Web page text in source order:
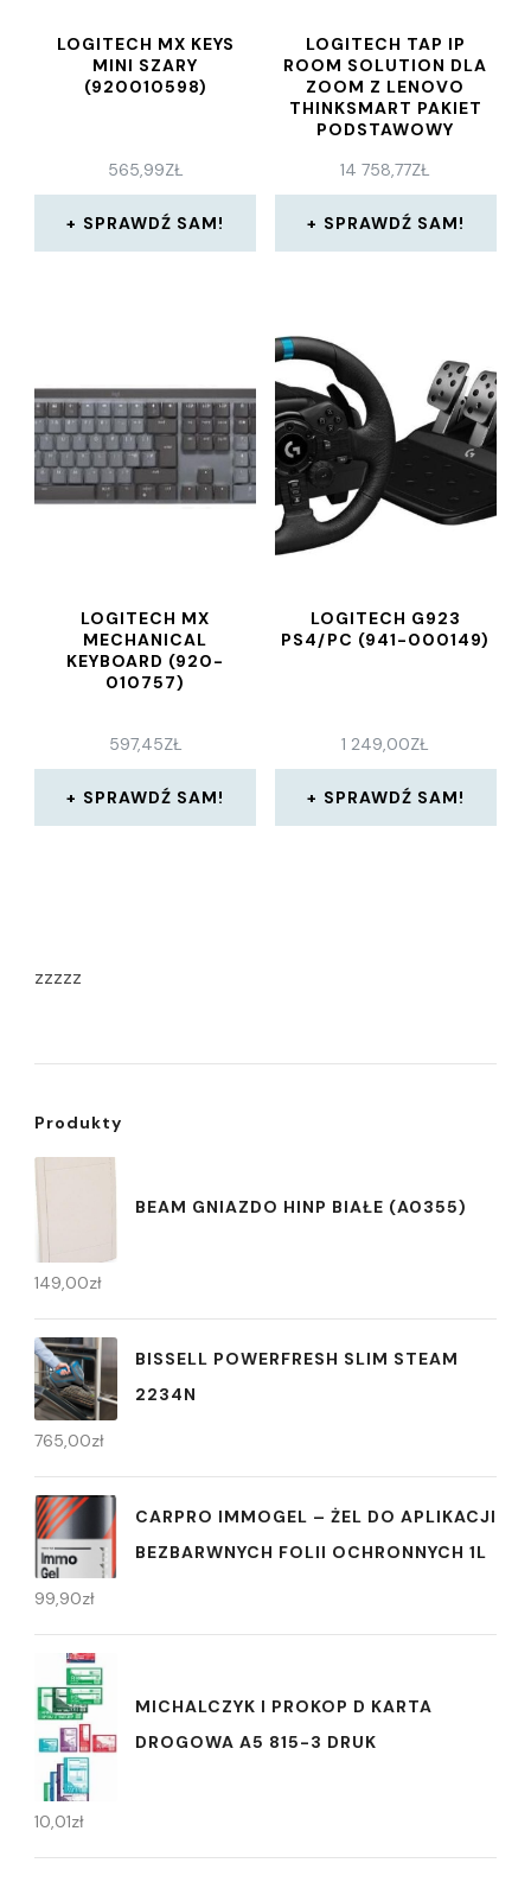
LOGITECH MX KEYS
MINI SZARY
(920010598)
565,99ZŁ
SPRAWDŹ SAM!
LOGITECH TAP IP
ROOM SOLUTION DLA
ZOOM Z LENOVO
THINKSMART PAKIET
PODSTAWOWY
14 758,77ZŁ
SPRAWDŹ SAM!
LOGITECH MX
MECHANICAL
KEYBOARD (920-
010757)
597,45ZŁ
SPRAWDŹ SAM!
LOGITECH G923
PS4/PC (941-000149)
1 249,00ZŁ
SPRAWDŹ SAM!
zzzzz
Produkty
BEAM GNIAZDO HINP BIAŁE (A0355)
149,00zł
BISSELL POWERFRESH SLIM STEAM
2234N
765,00zł
CARPRO IMMOGEL – ŻEL DO APLIKACJI
BEZBARWNYCH FOLII OCHRONNYCH 1L
99,90zł
MICHALCZYK I PROKOP D KARTA
DROGOWA A5 815-3 DRUK
10,01zł